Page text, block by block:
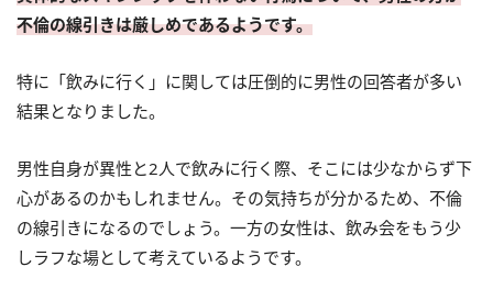
不倫の線引きは厳しめであるようです。
特に「飲みに行く」に関しては圧倒的に男性の回答者が多い
結果となりました。
男性自身が異性と2人で飲みに行く際、そこには少なからず下
心があるのかもしれません。その気持ちが分かるため、不倫
の線引きになるのでしょう。一方の女性は、飲み会をもう少
しラフな場として考えているようです。